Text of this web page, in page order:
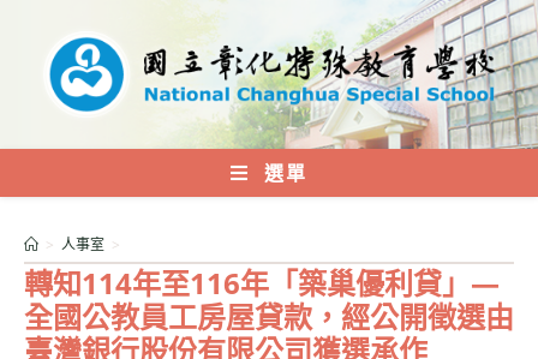
內
選單
轉知114年至116年「築巢優利貸」—
全國公教員工房屋貸款，經公開徵選由
臺灣銀行股份有限公司獲選承作
> 人事室 >